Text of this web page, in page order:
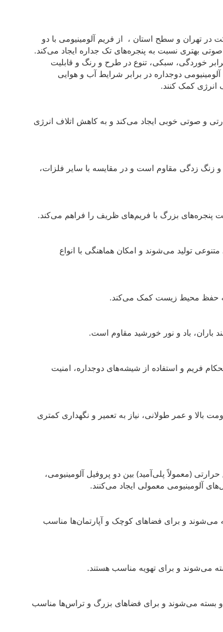
در تهران و سطح استان ، از فریم آلومینیومی با دو
بهتری نسبت به پنجره‌های تک جداره ایجاد می‌کند.
خوردگی، سبکی، تنوع در طرح و رنگ و قابلیت
دوجداره در برابر شرایط آب و هوایی
کمک کنند.
و صوتی خوبی ایجاد می‌کند و به کاهش اتلاف انرژی
و زنگ زدگی مقاوم است و در مقایسه با سایر فلزات،
پنجره‌های بزرگ با فریم‌های ظریف را فراهم می‌کند.
تولید می‌شوند و امکان هماهنگی با انواع
به حفظ محیط زیست کمک می‌کند.
باران، باد و نور خورشید مقاوم است.
فریم و استفاده از شیشه‌های دوجداره، امنیت
بالا و عمر طولانی، نیاز به تعمیر و نگهداری کمتری
حرارتی (معمولاً پلی‌آمید) بین دو پروفیل آلومینیومی،
آلومینیومی معمولی ایجاد می‌کنند.
می‌شوند و برای فضاهای کوچک و آپارتمان‌ها مناسب
می‌شوند و برای تهویه مناسب هستند.
و بسته می‌شوند و برای فضاهای بزرگ و تراس‌ها مناسب